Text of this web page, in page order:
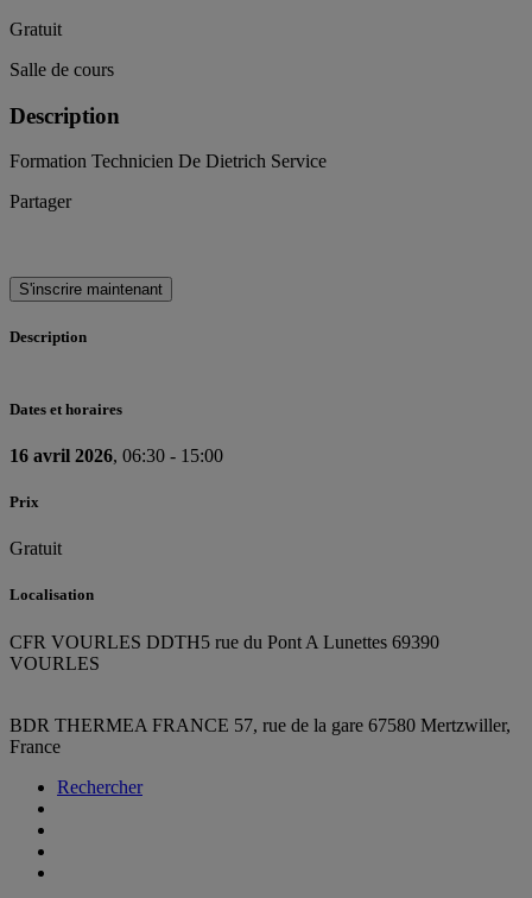
Gratuit
Salle de cours
Description
Formation Technicien De Dietrich Service
Partager
S'inscrire maintenant
Description
Dates et horaires
16 avril 2026, 06:30 - 15:00
Prix
Gratuit
Localisation
CFR VOURLES DDTH5 rue du Pont A Lunettes 69390
VOURLES
BDR THERMEA FRANCE 57, rue de la gare 67580 Mertzwiller,
France
Rechercher